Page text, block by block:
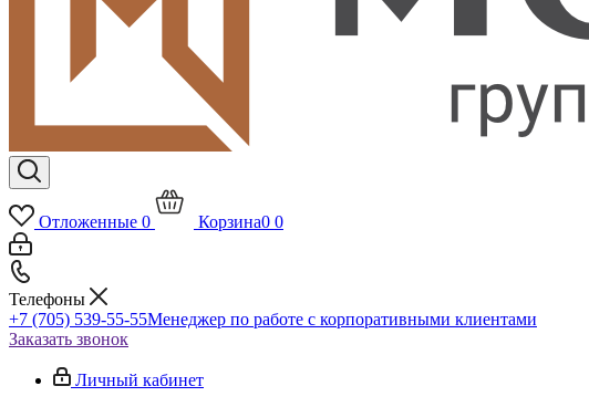
Отложенные 0 Корзина0 0
Телефоны
+7 (705) 539-55-55Менеджер по работе с корпоративными клиентами
Заказать звонок
Личный кабинет